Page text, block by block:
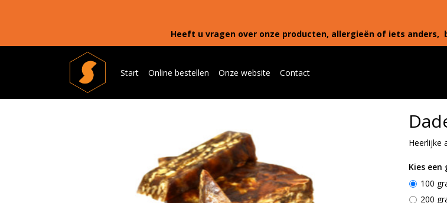
Heeft u vragen over onze producten, allergieën of iets anders,
Start Online bestellen Onze website Contact
Heerlijke
100
200